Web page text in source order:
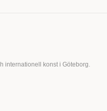
internationell konst i Göteborg.